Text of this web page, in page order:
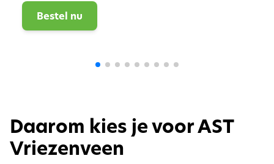
Bestel nu
Daarom kies je voor AST
Vriezenveen